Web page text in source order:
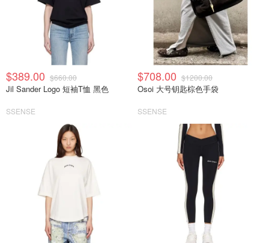
$389.00 $660.00
Jil Sander Logo 短袖T恤 黑色
SSENSE
$708.00 $1200.00
Osoi 大号钥匙棕色手袋
SSENSE